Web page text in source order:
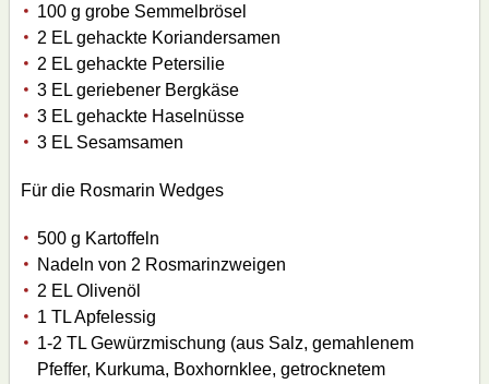
100 g grobe Semmelbrösel
2 EL gehackte Koriandersamen
2 EL gehackte Petersilie
3 EL geriebener Bergkäse
3 EL gehackte Haselnüsse
3 EL Sesamsamen
Für die Rosmarin Wedges
500 g Kartoffeln
Nadeln von 2 Rosmarinzweigen
2 EL Olivenöl
1 TL Apfelessig
1-2 TL Gewürzmischung (aus Salz, gemahlenem
Pfeffer, Kurkuma, Boxhornklee, getrocknetem